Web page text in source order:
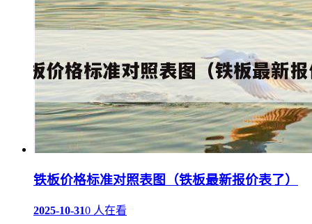
铁板价格标准对照表图（铁板最新报价表了）
2025-10-310 人在看